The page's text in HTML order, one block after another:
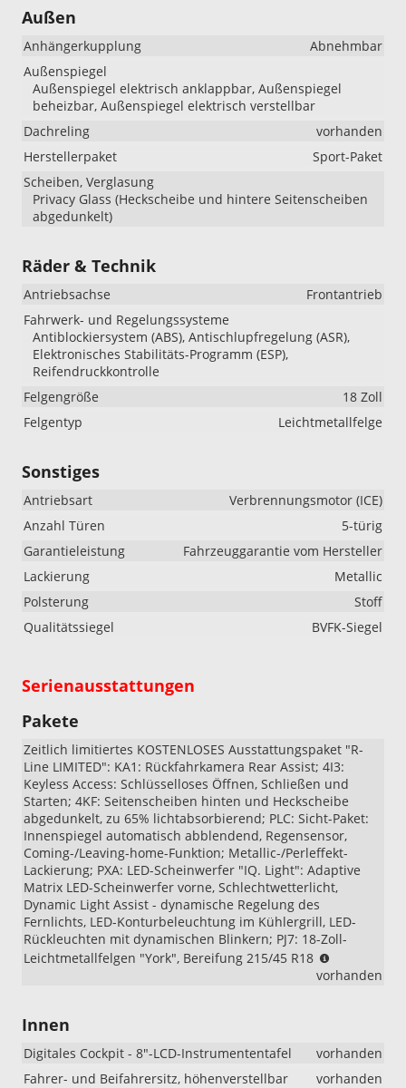
Außen
Anhängerkupplung
Abnehmbar
Außenspiegel
Außenspiegel elektrisch anklappbar, Außenspiegel
beheizbar, Außenspiegel elektrisch verstellbar
Dachreling
vorhanden
Herstellerpaket
Sport-Paket
Scheiben, Verglasung
Privacy Glass (Heckscheibe und hintere Seitenscheiben
abgedunkelt)
Räder & Technik
Antriebsachse
Frontantrieb
Fahrwerk- und Regelungssysteme
Antiblockiersystem (ABS), Antischlupfregelung (ASR),
Elektronisches Stabilitäts-Programm (ESP),
Reifendruckkontrolle
Felgengröße
18 Zoll
Felgentyp
Leichtmetallfelge
Sonstiges
Antriebsart
Verbrennungsmotor (ICE)
Anzahl Türen
5-türig
Garantieleistung
Fahrzeuggarantie vom Hersteller
Lackierung
Metallic
Polsterung
Stoff
Qualitätssiegel
BVFK-Siegel
Serienausstattungen
Pakete
Zeitlich limitiertes KOSTENLOSES Ausstattungspaket "R-
Line LIMITED": KA1: Rückfahrkamera Rear Assist; 4I3:
Keyless Access: Schlüsselloses Öffnen, Schließen und
Starten; 4KF: Seitenscheiben hinten und Heckscheibe
abgedunkelt, zu 65% lichtabsorbierend; PLC: Sicht-Paket:
Innenspiegel automatisch abblendend, Regensensor,
Coming-/Leaving-home-Funktion; Metallic-/Perleffekt-
Lackierung; PXA: LED-Scheinwerfer "IQ. Light": Adaptive
Matrix LED-Scheinwerfer vorne, Schlechtwetterlicht,
Dynamic Light Assist - dynamische Regelung des
Fernlichts, LED-Konturbeleuchtung im Kühlergrill, LED-
Rückleuchten mit dynamischen Blinkern; PJ7: 18-Zoll-
Leichtmetallfelgen "York", Bereifung 215/45 R18
Hinweis
Limited“:
Beim
vorhanden
Innen
Digitales Cockpit - 8"-LCD-Instrumententafel
vorhanden
Fahrer- und Beifahrersitz, höhenverstellbar
vorhanden